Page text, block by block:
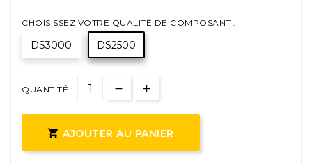
CHOISISSEZ VOTRE QUALITÉ DE COMPOSANT :
DS3000 DS2500
QUANTITÉ :
 AJOUTER AU PANIER